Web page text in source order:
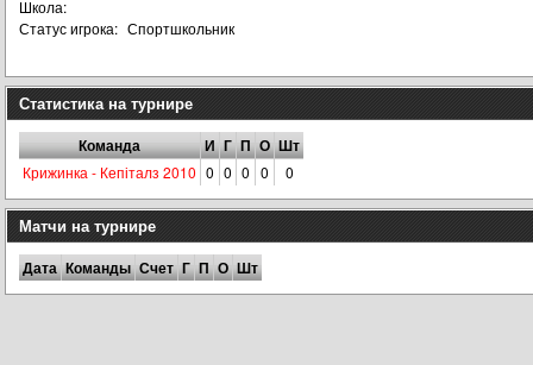
Школа:
Статус игрока: Спортшкольник
Статистика на турнире
Команда И Г П О Шт
Крижинка - Кепіталз 2010 0 0 0 0 0
Матчи на турнире
Дата Команды Счет Г П О Шт